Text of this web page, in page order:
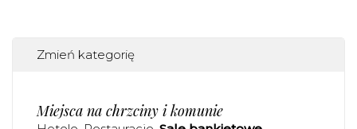
Zmień kategorię
Miejsca na chrzciny i komunie